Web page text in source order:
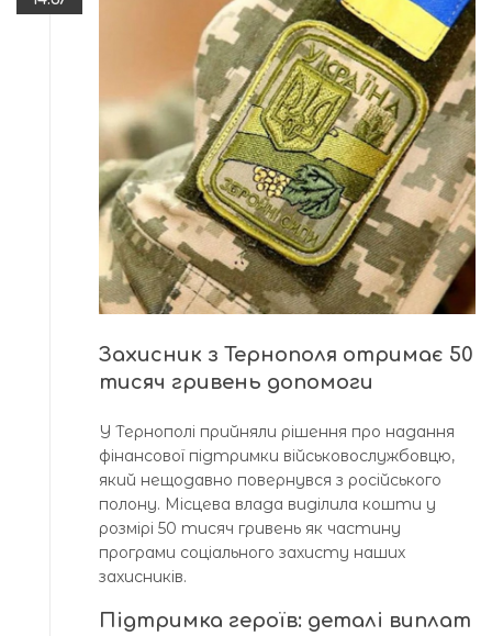
Захисник з Тернополя отримає 50
тисяч гривень допомоги
У Тернополі прийняли рішення про надання
фінансової підтримки військовослужбовцю,
який нещодавно повернувся з російського
полону. Місцева влада виділила кошти у
розмірі 50 тисяч гривень як частину
програми соціального захисту наших
захисників.
Підтримка героїв: деталі виплат